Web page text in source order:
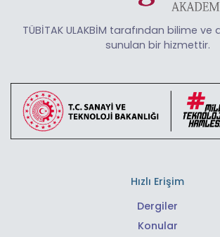
TÜBİTAK ULAKBİM tarafından bilime ve
sunulan bir hizmettir.
Hızlı Erişim
Dergiler
Konular